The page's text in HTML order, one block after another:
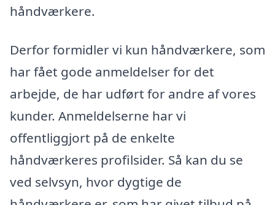
håndværkere.
Derfor formidler vi kun håndværkere, som
har fået gode anmeldelser for det
arbejde, de har udført for andre af vores
kunder. Anmeldelserne har vi
offentliggjort på de enkelte
håndværkeres profilsider. Så kan du se
ved selvsyn, hvor dygtige de